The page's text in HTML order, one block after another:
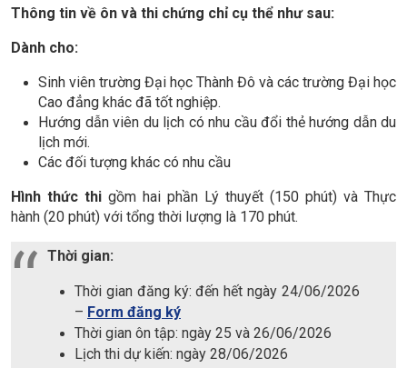
Thông tin về ôn và thi chứng chỉ cụ thể như sau:
Dành cho:
Sinh viên trường Đại học Thành Đô và các trường Đại học
Cao đẳng khác đã tốt nghiệp.
Hướng dẫn viên du lịch có nhu cầu đổi thẻ hướng dẫn du
lịch mới.
Các đối tượng khác có nhu cầu
Hình thức thi gồm hai phần Lý thuyết (150 phút) và Thực
hành (20 phút) với tổng thời lượng là 170 phút.
Thời gian:
Thời gian đăng ký:đến hết ngày 24/06/2026
– Form đăng ký
Thời gian ôn tập: ngày 25 và 26/06/2026
Lịch thi dự kiến: ngày 28/06/2026